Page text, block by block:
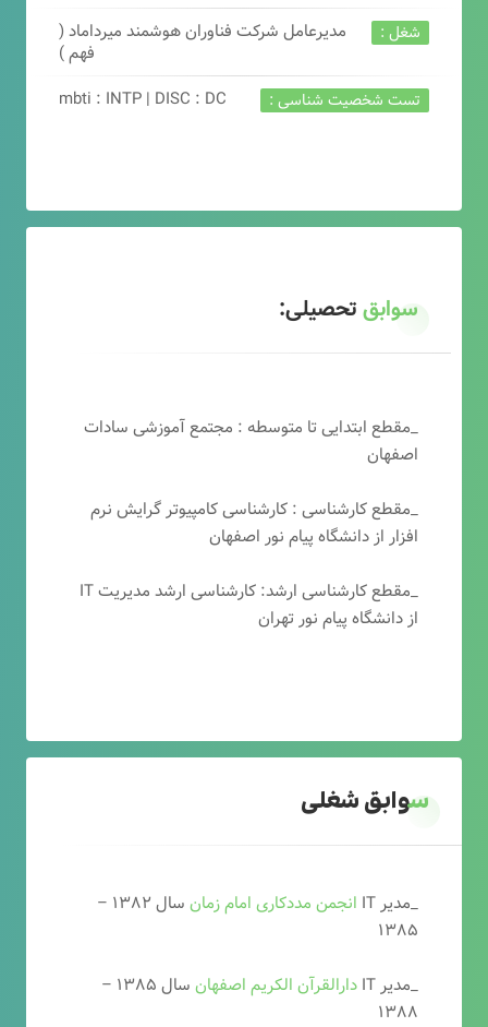
شغل :
مدیرعامل شرکت فناوران هوشمند میرداماد (
فهم )
تست شخصیت شناسی : mbti : INTP | DISC : DC
سوابقتحصیلی:
_مقطع ابتدایی تا متوسطه : مجتمع آموزشی سادات
اصفهان
_مقطع کارشناسی : کارشناسی کامپیوتر گرایش نرم
افزار از دانشگاه پیام نور اصفهان
_مقطع کارشناسی ارشد: کارشناسی ارشد مدیریت IT
از دانشگاه پیام نور تهران
سوابق شغلی
_مدیر IT انجمن مددکاری امام زمان
سال ۱۳۸۲ –
۱۳۸۵
_مدیر IT
دارالقرآن الکریم اصفهان
سال ۱۳۸۵ –
۱۳۸۸